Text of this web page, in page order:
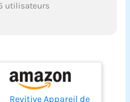
utilisateurs
Revitive Appareil de